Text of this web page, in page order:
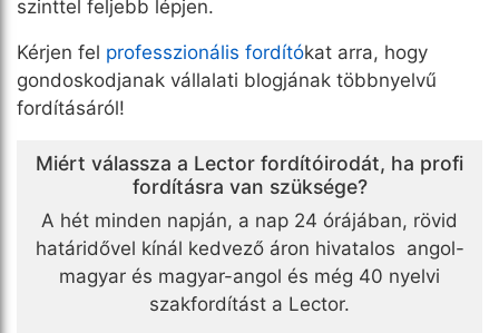
szinttel feljebb lépjen.
Kérjen fel professzionális fordítókat arra, hogy
gondoskodjanak vállalati blogjának többnyelvű
fordításáról!
Miért válassza a Lector fordítóirodát, ha profi
fordításra van szüksége?
A hét minden napján, a nap 24 órájában, rövid
határidővel kínál kedvező áron hivatalos angol-
magyar és magyar-angol és még 40 nyelvi
szakfordítást a Lector.